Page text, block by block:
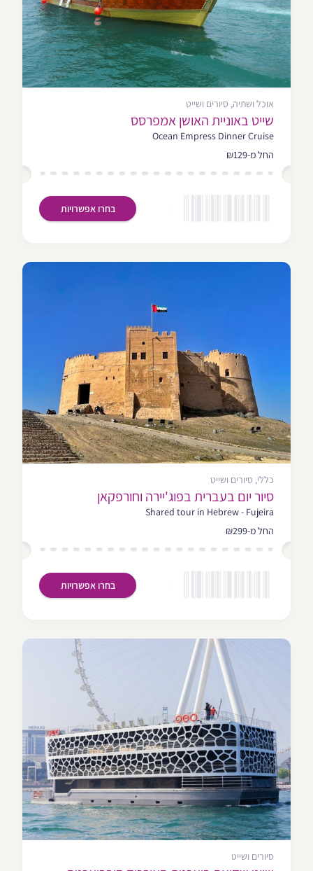
אוכל ושתיה, סיורים ושייט
שייט באוניית האושן אמפרסס
Ocean Empress Dinner Cruise
החל מ-₪129
בחרו אפשרויות
כללי, סיורים ושייט
סיור יום בעברית בפוג'יירה וחורפקאן
Shared tour in Hebrew - Fujeira
החל מ-₪299
בחרו אפשרויות
סיורים ושייט